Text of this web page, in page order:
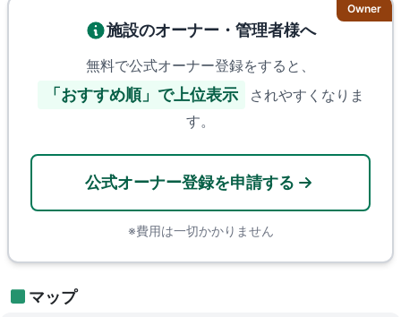
Owner
施設のオーナー・管理者様へ
無料で公式オーナー登録をすると、
「おすすめ順」で上位表示
されやすくなりま
す。
公式オーナー登録を申請する
※費用は一切かかりません
マップ